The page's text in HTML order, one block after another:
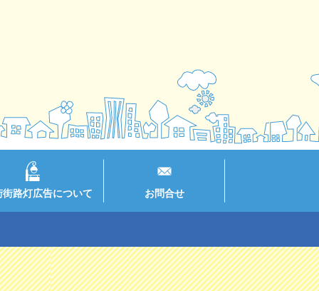
街路灯広告について お問合せ